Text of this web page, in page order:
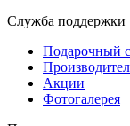
Служба поддержки
Подарочный
Акции
Фотогалерея